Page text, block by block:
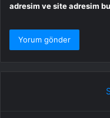
adresim ve site adresim